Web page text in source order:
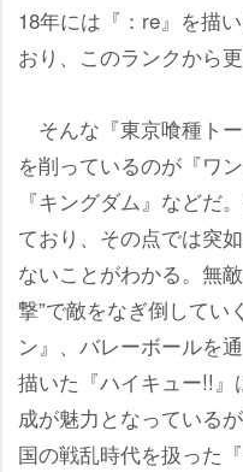
18年には『：re』を描
おり、このランクから
そんな『東京喰種ト
を削っているのが『ワ
『キングダム』などだ
ており、その点では突
ないことがわかる。無
撃”で敵をなぎ倒してい
ン』、バレーボールを
描いた『ハイキュー!!
成が魅力となっている
国の戦乱時代を扱った